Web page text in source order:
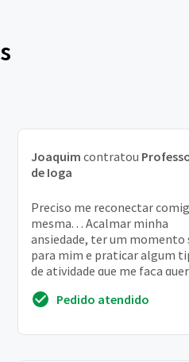
Joaquim contratou
de Ioga
Preciso me reconectar
mesma. . . Acalmar minha
ansiedade, ter um momento
para mim e praticar algum
de atividade que me faça
procrastinação
Pedido atendido